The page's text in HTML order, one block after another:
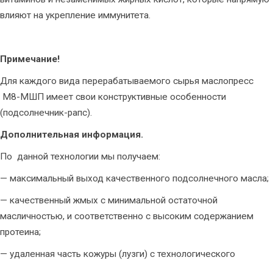
влияют на укрепление иммунитета.
Примечание!
Для каждого вида перерабатываемого сырья маслопресс
М8-МШП имеет свои конструктивные особенности
(подсолнечник-рапс).
Дополнительная информация.
По данной технологии мы получаем:
— максимальный выход качественного подсолнечного масла;
— качественный жмых с минимальной остаточной
масличностью, и соответственно с высоким содержанием
протеина;
— удаленная часть кожуры (лузги) с технологического